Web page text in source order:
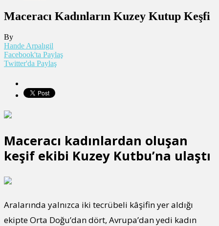
Maceracı Kadınların Kuzey Kutup Keşfi
By
Hande Arpalıgil
Facebook'ta Paylaş
Twitter'da Paylaş
Maceracı kadınlardan oluşan
keşif ekibi Kuzey Kutbu’na ulaştı
Aralarında yalnızca iki tecrübeli kâşifin yer aldığı
ekipte Orta Doğu’dan dört, Avrupa’dan yedi kadın